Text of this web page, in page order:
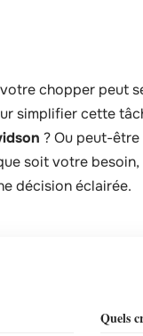
chopper peut
simplifier cette
? Ou peut-être
soit votre
décision éclairée.
Quels